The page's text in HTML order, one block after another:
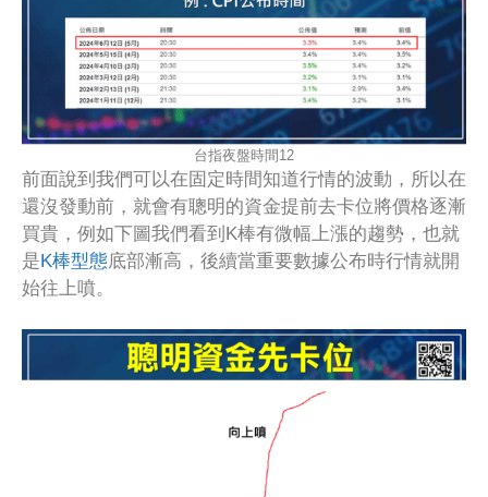
台指夜盤時間12
前面說到我們可以在固定時間知道行情的波動，所以在
還沒發動前，就會有聰明的資金提前去卡位將價格逐漸
買貴，例如下圖我們看到K棒有微幅上漲的趨勢，也就
是K棒型態底部漸高，後續當重要數據公布時行情就開
始往上噴。